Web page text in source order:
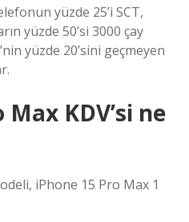
yüzde 25’i SCT,
yüzde 50’si 3000 çay
yüzde 20’sini geçmeyen
KDV’si ne
iPhone 15 Pro Max 1